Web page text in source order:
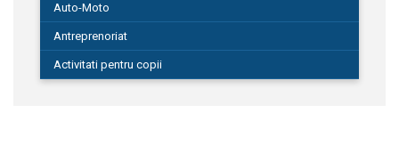
Auto-Moto
Antreprenoriat
Activitati pentru copii